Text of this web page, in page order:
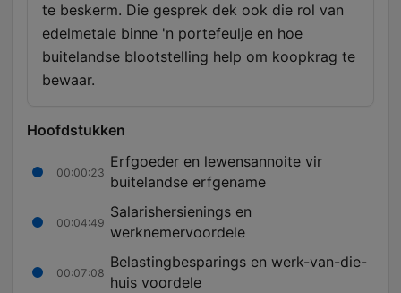
te beskerm. Die gesprek dek ook die rol van
edelmetale binne 'n portefeulje en hoe
buitelandse blootstelling help om koopkrag te
bewaar.
Hoofdstukken
00:00:23
Erfgoeder en lewensannoite vir
buitelandse erfgename
00:04:49
Salarishersienings en
werknemervoordele
00:07:08
Belastingbesparings en werk-van-die-
huis voordele